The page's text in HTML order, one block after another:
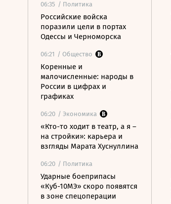
06:35 / Политика
Российские войска
поразили цели в портах
Одессы и Черноморска
06:21 / Общество
Коренные и
малочисленные: народы в
России в цифрах и
графиках
06:20 / Экономика
«Кто-то ходит в театр, а я –
на стройки»: карьера и
взгляды Марата Хуснуллина
06:20 / Политика
Ударные боеприпасы
«Куб-10МЭ» скоро появятся
в зоне спецоперации